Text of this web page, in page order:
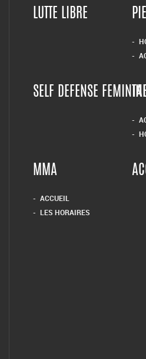
LUTTE LIBRE
SELF DEFENSE
MMA
ACCUEIL
LES HORAIRES